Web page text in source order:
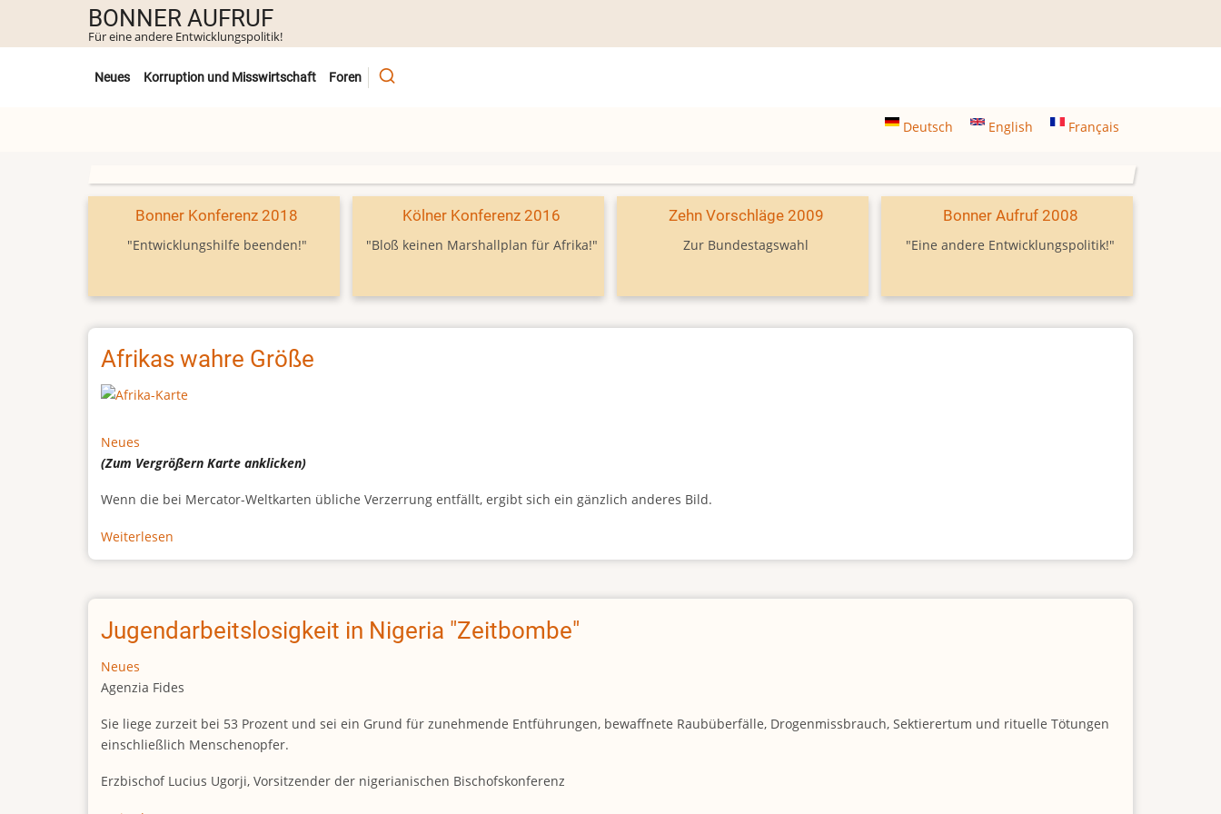
Inhalt
BONNER AUFRUF
Für eine andere Entwicklungspolitik!
Untermenü
Neues Korruption und Misswirtschaft Foren
Deutsch English Français
Bonner Konferenz 2018
"Entwicklungshilfe beenden!"
Kölner Konferenz 2016
"Bloß keinen Marshallplan für Afrika!"
Zehn Vorschläge 2009
Zur Bundestagswahl
Bonner Aufruf 2008
"Eine andere Entwicklungspolitik!"
Afrikas wahre Größe
Neues
(Zum VergrößernKarte anklicken)
Wenn die bei Mercator-Weltkarten übliche Verzerrung entfällt, ergibt sich ein gänzlich anderes Bild.
Weiterlesen
Afrikas
Größe
Jugendarbeitslosigkeit in Nigeria "Zeitbombe"
Neues
Agenzia Fides
Sie liege zurzeit bei 53 Prozent und sei ein Grund für zunehmende Entführungen, bewaffnete Raubüberfälle, Drogenmissbrauch, Sektierertum und rituelle Tötungen
einschließlich Menschenopfer.
Erzbischof Lucius Ugorji, Vorsitzender der nigerianischen Bischofskonferenz